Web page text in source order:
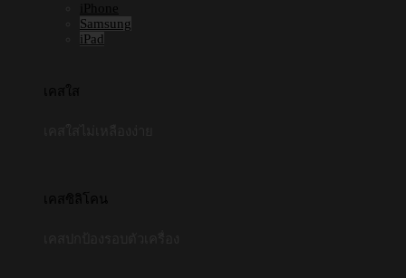
iPhone
Samsung
iPad
เคสใส
เคสซิลิโคน